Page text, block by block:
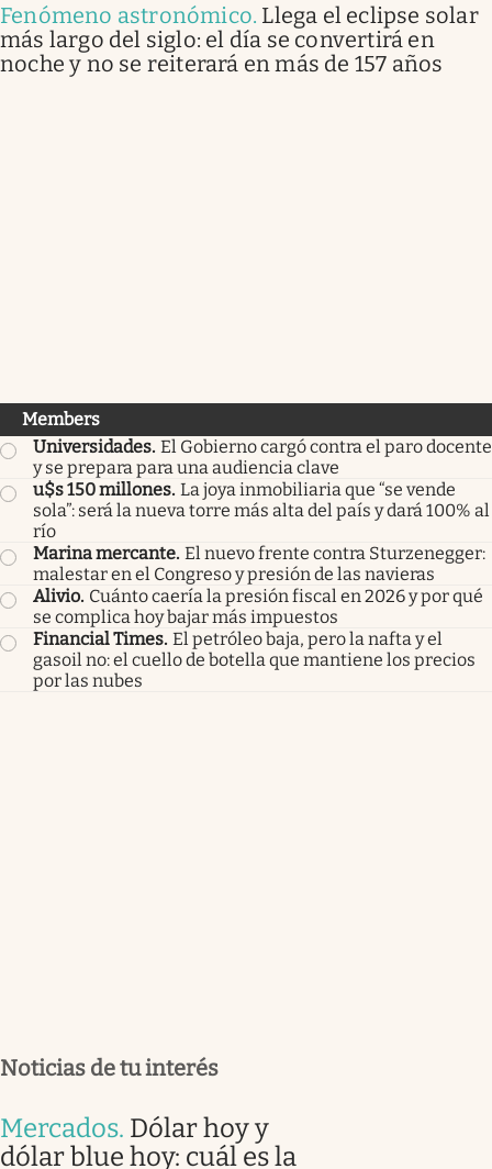
Fenómeno astronómico. Llega el eclipse solar
más largo del siglo: el día se convertirá en
noche y no se reiterará en más de 157 años
Members
Universidades. El Gobierno cargó contra el paro docente
y se prepara para una audiencia clave
u$s 150 millones. La joya inmobiliaria que “se vende
sola”: será la nueva torre más alta del país y dará 100% al
río
Marina mercante. El nuevo frente contra Sturzenegger:
malestar en el Congreso y presión de las navieras
Alivio. Cuánto caería la presión fiscal en 2026 y por qué
se complica hoy bajar más impuestos
Financial Times. El petróleo baja, pero la nafta y el
gasoil no: el cuello de botella que mantiene los precios
por las nubes
Noticias de tu interés
Mercados. Dólar hoy y
dólar blue hoy: cuál es la